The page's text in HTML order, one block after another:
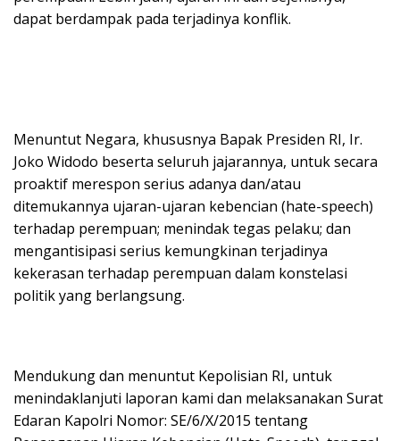
dapat berdampak pada terjadinya konflik.
Menuntut Negara, khususnya Bapak Presiden RI, Ir.
Joko Widodo beserta seluruh jajarannya, untuk secara
proaktif merespon serius adanya dan/atau
ditemukannya ujaran-ujaran kebencian (hate-speech)
terhadap perempuan; menindak tegas pelaku; dan
mengantisipasi serius kemungkinan terjadinya
kekerasan terhadap perempuan dalam konstelasi
politik yang berlangsung.
Mendukung dan menuntut Kepolisian RI, untuk
menindaklanjuti laporan kami dan melaksanakan Surat
Edaran Kapolri Nomor: SE/6/X/2015 tentang